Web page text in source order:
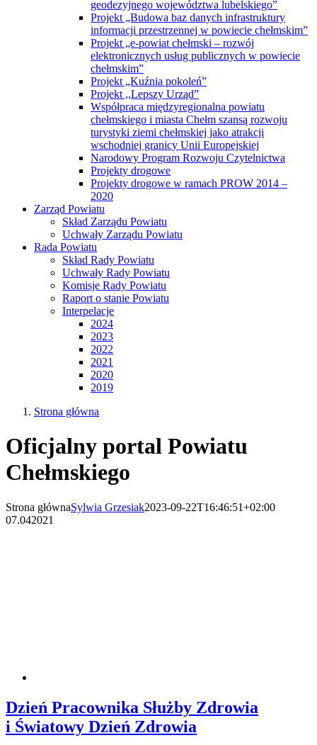
geodezyjnego województwa lubelskiego”
Projekt „Budowa baz danych infrastruktury
informacji przestrzennej w powiecie chełmskim”
Projekt „e-powiat chełmski – rozwój
elektronicznych usług publicznych w powiecie
chełmskim”
Projekt „Kuźnia pokoleń”
Projekt ,,Lepszy Urząd”
Współpraca międzyregionalna powiatu
chełmskiego i miasta Chełm szansą rozwoju
turystyki ziemi chełmskiej jako atrakcji
wschodniej granicy Unii Europejskiej
Narodowy Program Rozwoju Czytelnictwa
Projekty drogowe
Projekty drogowe w ramach PROW 2014 –
2020
Zarząd Powiatu
Skład Zarządu Powiatu
Uchwały Zarządu Powiatu
Rada Powiatu
Skład Rady Powiatu
Uchwały Rady Powiatu
Komisje Rady Powiatu
Raport o stanie Powiatu
Interpelacje
2024
2023
2022
2021
2020
2019
Strona główna
Oficjalny portal Powiatu
Chełmskiego
Strona głównaSylwia Grzesiak2023-09-22T16:46:51+02:00
07.042021
Dzień Pracownika Służby Zdrowia
i Światowy Dzień Zdrowia